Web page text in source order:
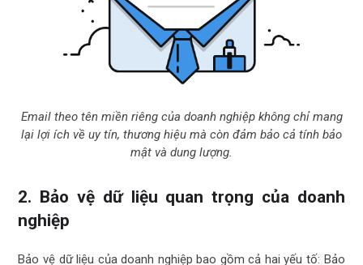
Email theo tên miền riêng của doanh nghiệp không chỉ mang
lại lợi ích về uy tín, thương hiệu mà còn đảm bảo cả tính bảo
mật và dung lượng.
2. Bảo vệ dữ liệu quan trọng của doanh
nghiệp
Bảo vệ dữ liệu của doanh nghiệp bao gồm cả hai yếu tố: Bảo